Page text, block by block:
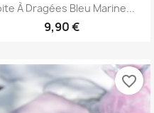
À Dragées Bleu Marine...
9,90 €
favorite_border